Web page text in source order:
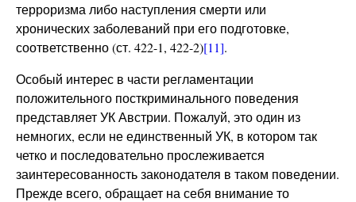
терроризма либо наступления смерти или
хронических заболеваний при его подготовке,
соответственно (ст. 422-1, 422-2)[11].
Особый интерес в части регламентации
положительного посткриминального поведения
представляет УК Австрии. Пожалуй, это один из
немногих, если не единственный УК, в котором так
четко и последовательно прослеживается
заинтересованность законодателя в таком поведении.
Прежде всего, обращает на себя внимание то